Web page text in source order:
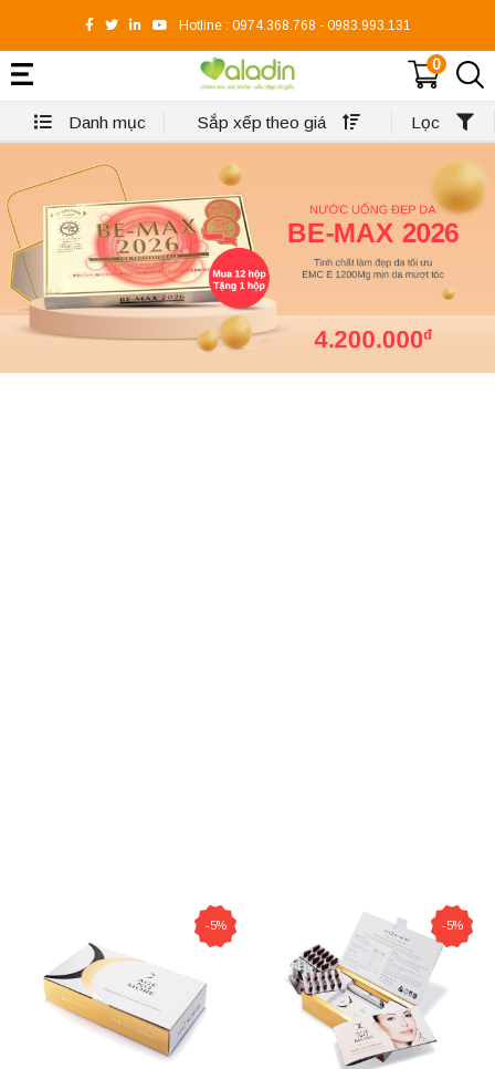
Hotline : 0974.368.768 - 0983.993.131
0
Danh mục Sắp xếp theo giá Lọc
-5% -5%